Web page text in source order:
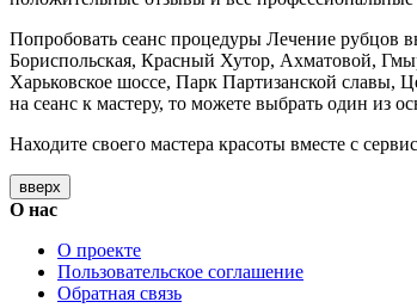
Попробовать сеанс процедуры Лечение рубцов
Бориспольская, Красный Хутор, Ахматовой,
Харьковское шоссе, Парк Партизанской славы,
на сеанс к мастеру, то можете выбрать один из
Находите своего мастера красоты вместе с
вверх
О нас
О проекте
Пользовательское соглашение
Обратная связь